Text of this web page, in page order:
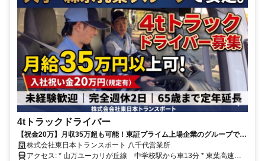
4tトラックドライバー
【祝金20万】月収35万超も可能！東証プライム上場企業のグループで叶
える「深夜の安定ワーク」◆定年後も現役続行OK！
株式会社東日本トランスポート 八千代営業所
アクセス: * 山万ユーカリが丘線 中学校駅から車13分 * 東葉高速鉄